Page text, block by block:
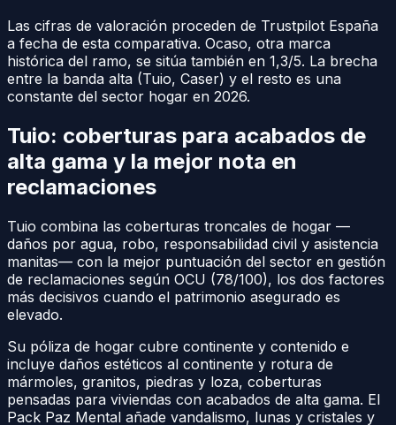
Las cifras de valoración proceden de Trustpilot España
a fecha de esta comparativa. Ocaso, otra marca
histórica del ramo, se sitúa también en 1,3/5. La brecha
entre la banda alta (Tuio, Caser) y el resto es una
constante del sector hogar en 2026.
Tuio: coberturas para acabados de
alta gama y la mejor nota en
reclamaciones
Tuio combina las coberturas troncales de hogar —
daños por agua, robo, responsabilidad civil y asistencia
manitas— con la mejor puntuación del sector en gestión
de reclamaciones según OCU (78/100), los dos factores
más decisivos cuando el patrimonio asegurado es
elevado.
Su póliza de hogar cubre continente y contenido e
incluye daños estéticos al continente y rotura de
mármoles, granitos, piedras y loza, coberturas
pensadas para viviendas con acabados de alta gama. El
Pack Paz Mental añade vandalismo, lunas y cristales y